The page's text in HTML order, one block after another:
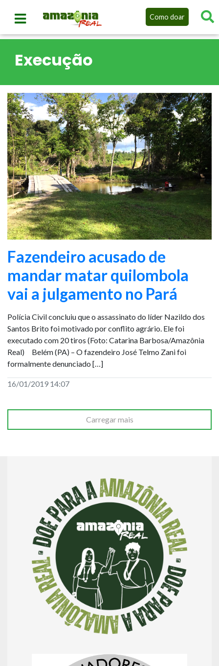
Como doar
Execução
Fazendeiro acusado de
mandar matar quilombola
vai a julgamento no Pará
Polícia Civil concluiu que o assassinato do líder Nazildo dos
Santos Brito foi motivado por conflito agrário. Ele foi
executado com 20 tiros (Foto: Catarina Barbosa/Amazônia
Real) Belém (PA) – O fazendeiro José Telmo Zani foi
formalmente denunciado […]
16/01/2019 14:07
Carregar mais